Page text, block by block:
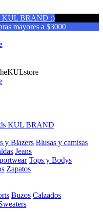
KUL BRAND :)
mayores a $3000
KUL BRAND
y Blazers Blusas y camisas
Jeans
Tops y Bodys
Zapatos
Buzos Calzados